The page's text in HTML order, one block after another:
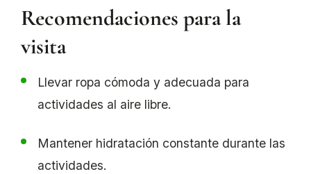
Recomendaciones para la
visita
Llevar ropa cómoda y adecuada para
actividades al aire libre.
Mantener hidratación constante durante las
actividades.